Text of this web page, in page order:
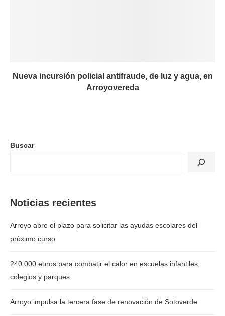
Nueva incursión policial antifraude, de luz y agua, en
Arroyovereda
Buscar
Noticias recientes
Arroyo abre el plazo para solicitar las ayudas escolares del
próximo curso
240.000 euros para combatir el calor en escuelas infantiles,
colegios y parques
Arroyo impulsa la tercera fase de renovación de Sotoverde